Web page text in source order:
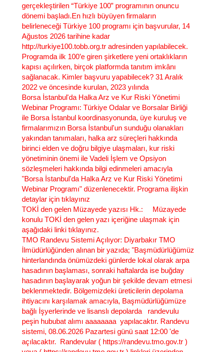
gerçekleştirilen “Türkiye 100” programının onuncu
dönemi başladı.​ En hızlı büyüyen firmaların
belirleneceği Türkiye 100 programı için başvurular, 14
Ağustos 2026 tarihine kadar
http://turkiye100.tobb.org.tr adresinden yapılabilecek.
Programda ilk 100’e giren şirketlere yeni ortaklıkların
kapısı açılırken, birçok platformda tanıtım imkânı
sağlanacak. Kimler başvuru yapabilecek? 31 Aralık
2022 ve öncesinde kurulan, 2023 yılında
Borsa İstanbul'da Halka Arz ve Kur Riski Yönetimi
Webinar Programı: Türkiye Odalar ve Borsalar Birliği
ile Borsa İstanbul koordinasyonunda, üye kuruluş ve
firmalarımızın Borsa İstanbul'un sunduğu olanakları
yakından tanımaları, halka arz süreçleri hakkında
birinci elden ve doğru bilgiye ulaşmaları, kur riski
yönetiminin önemi ile Vadeli İşlem ve Opsiyon
sözleşmeleri hakkında bilgi edinmeleri amacıyla
"Borsa İstanbul'da Halka Arz ve Kur Riski Yönetimi
Webinar Programı" düzenlenecektir. Programa ilişkin
detaylar için tıklayınız
TOKİ den gelen Müzayede yazısı Hk.: Müzayede
konulu TOKİ den gelen yazı içeriğine ulaşmak için
aşağıdaki linki tıklayınız.
TMO Randevu Sistemi Açılıyor: Diyarbakır TMO
İlmüdürlüğünden alınan bir yazıda; "Başmüdürlüğümüz
hinterlandında önümüzdeki günlerde lokal olarak arpa
hasadının başlaması, sonraki haftalarda ise buğday
hasadının başlayarak yoğun bir şekilde devam etmesi
beklenmektedir. Bölgemizdeki üreticilerin depolama
ihtiyacını karşılamak amacıyla, Başmüdürlüğümüze
bağlı İşyerlerinde ve lisanslı depolarda randevulu
peşin hububat alımı aaaaaaaa yapılacaktır. Randevu
sistemi, 08.06.2026 Pazartesi günü saat 12:00 'de
açılacaktır. Randevular ( https://randevu.tmo.gov.tr )